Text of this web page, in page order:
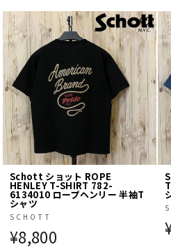
Schott ショット ROPE
HENLEY T-SHIRT 782-
6134010 ロープヘンリー 半袖T
シャツ
SCHOTT
¥8,800